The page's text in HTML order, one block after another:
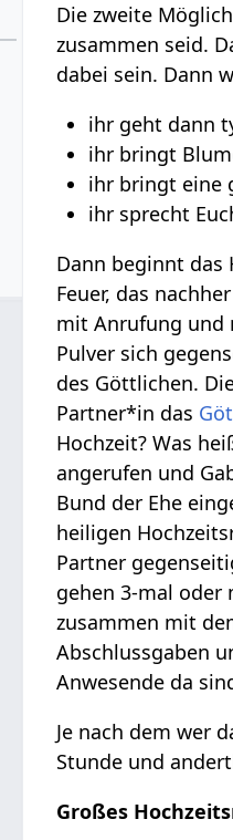
Die zweite
zusammen seid.
dabei sein. Dann
ihr geht dann
ihr bringt
ihr bringt eine
ihr sprecht
Dann beginnt das
Feuer, das
mit Anrufung
Pulver sich
des Göttlichen.
Partner*in das
Hochzeit? Was
angerufen und
Bund der Ehe
heiligen
Partner
gehen 3-mal oder
zusammen mit
Abschlussgaben
Anwesende da
Je nach dem wer
Stunde und
Großes